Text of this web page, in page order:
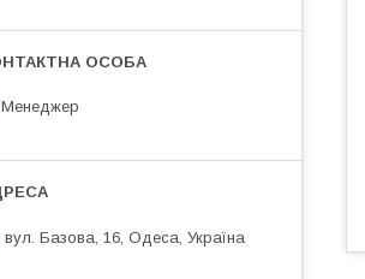
Менеджер
вул. Базова, 16, Одеса, Україна